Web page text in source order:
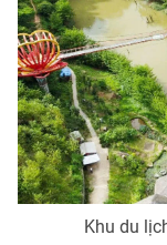
VTV4
VTV9
Liên hệ tòa
Khu du